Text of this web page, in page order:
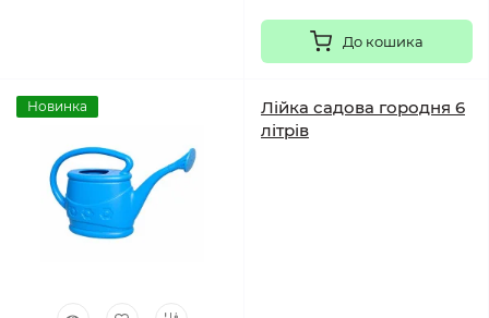
До кошика
Новинка
Лійка садова городня 6
літрів